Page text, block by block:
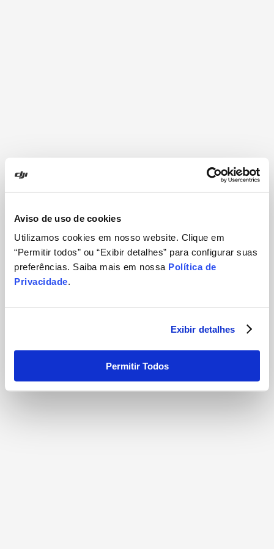
Aviso de uso de cookies
Utilizamos cookies em nosso website. Clique em
“Permitir todos” ou “Exibir detalhes” para configurar suas
preferências. Saiba mais em nossa Política de
Privacidade.
Exibir detalhes
Permitir Todos